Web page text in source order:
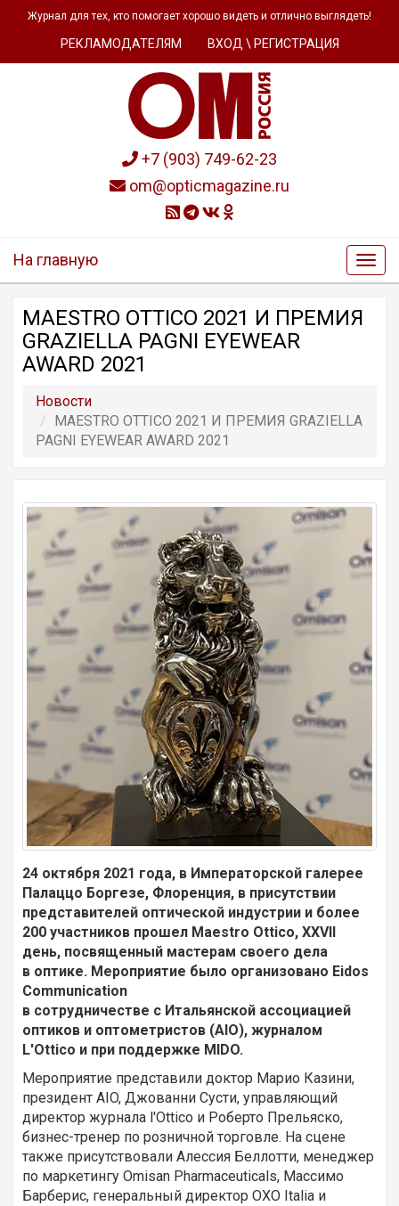
Журнал для тех, кто помогает хорошо видеть и отлично выглядеть!
РЕКЛАМОДАТЕЛЯМ ВХОД \ РЕГИСТРАЦИЯ
+7 (903) 749-62-23
om@opticmagazine.ru
На главную
MAESTRO OTTICO 2021 И ПРЕМИЯ
GRAZIELLA PAGNI EYEWEAR
AWARD 2021
Новости
MAESTRO OTTICO 2021 И ПРЕМИЯ GRAZIELLA
PAGNI EYEWEAR AWARD 2021
24 октября 2021 года, в Императорской галерее
Палаццо Боргезе, Флоренция, в присутствии
представителей оптической индустрии и более
200 участников прошел Maestro Ottico, XXVII
день, посвященный мастерам своего дела
в оптике. Мероприятие было организовано Eidos
Communication
в сотрудничестве с Итальянской ассоциацией
оптиков и оптометристов (AIO), журналом
L'Ottico и при поддержке MIDO.
Мероприятие представили доктор Марио Казини,
президент AIO, Джованни Сусти, управляющий
директор журнала l'Ottico и Роберто Прельяско,
бизнес-тренер по розничной торговле. На сцене
также присутствовали Алессия Беллотти, менеджер
по маркетингу Omisan Pharmaceuticals, Массимо
Барберис, генеральный директор OXO Italia и